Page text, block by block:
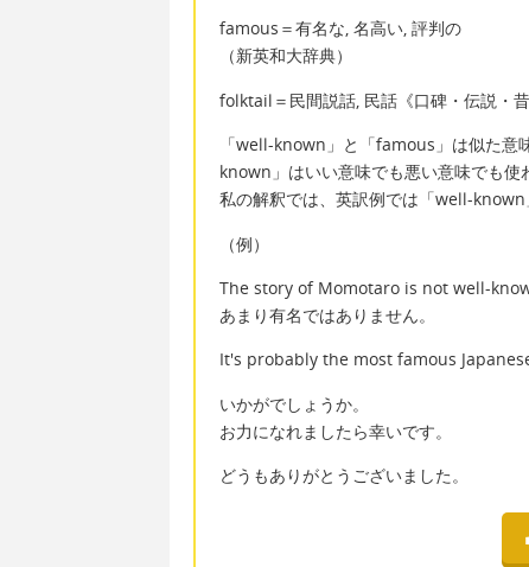
famous＝有名な, 名高い, 評判の
（新英和大辞典）
folktail＝民間説話, 民話《口碑・伝説・
「well-known」と「famous」は似た
known」はいい意味でも悪い意味でも使
私の解釈では、英訳例では「well-known
（例）
The story of Momotaro is not well-
あまり有名ではありません。
It's probably the most famous
いかがでしょうか。
お力になれましたら幸いです。
どうもありがとうございました。